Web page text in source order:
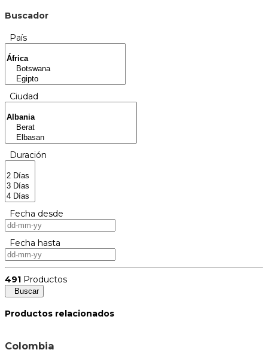
Buscador
País
Ciudad
Duración
Fecha desde
Fecha hasta
491 Productos
Buscar
Productos relacionados
Colombia